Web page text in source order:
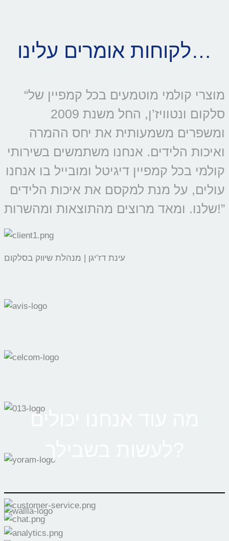
לקוחות אומרים עלינו…
“מוצרי קולמי מוטמעים בכל קמפיין של
סלקום ונטוויז’ן, החל משנת 2009
ומשפרים משמעותית את יחס ההמרה
ואיכות הלידים. אנחנו משתמשים בשירותי
קולמי בכל קמפיין דיגיטל ומובייל בו אנחנו
עולים, על מנת למקסם את איכות הלידים
שלנו. ומאד מרוצים מהתוצאות ומהשרות!”
עינת דז’יגן | מנהלת שיווק בסלקום
מה עוד אנחנו יכולים